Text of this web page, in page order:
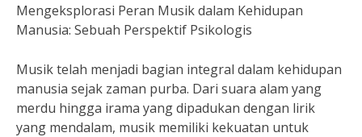
Mengeksplorasi Peran Musik dalam Kehidupan
Manusia: Sebuah Perspektif Psikologis
Musik telah menjadi bagian integral dalam kehidupan
manusia sejak zaman purba. Dari suara alam yang
merdu hingga irama yang dipadukan dengan lirik
yang mendalam, musik memiliki kekuatan untuk